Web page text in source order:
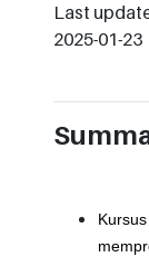
Last
2025-01-23